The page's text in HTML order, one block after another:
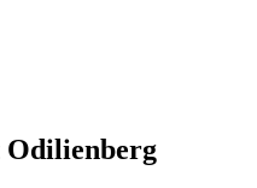
Odilienberg